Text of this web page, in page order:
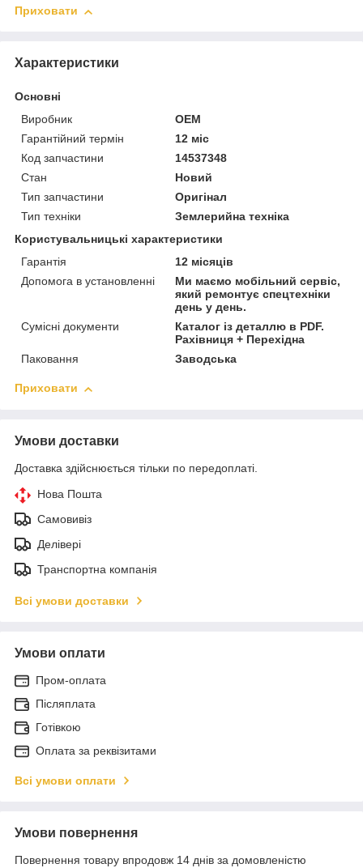
Приховати
Характеристики
Основні
Виробник
OEM
Гарантійний термін
12 міс
Код запчастини
14537348
Стан
Новий
Тип запчастини
Оригінал
Тип техніки
Землерийна техніка
Користувальницькі характеристики
Гарантія
12 місяців
Допомога в установленні
Ми маємо мобільний сервіс,
який ремонтує спецтехніки
день у день.
Сумісні документи
Каталог із деталлю в PDF.
Рахівниця + Перехідна
Паковання
Заводська
Приховати
Умови доставки
Доставка здійснюється тільки по передоплаті.
Нова Пошта
Самовивіз
Делівері
Транспортна компанія
Всі умови доставки
Умови оплати
Пром-оплата
Післяплата
Готівкою
Оплата за реквізитами
Всі умови оплати
Умови повернення
Повернення товару впродовж 14 днів за домовленістю